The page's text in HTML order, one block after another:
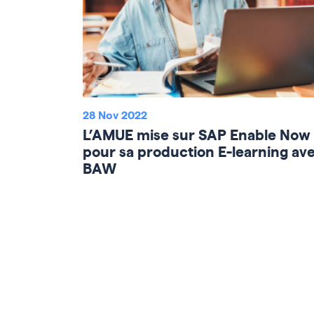
28 Nov 2022
L’AMUE mise sur SAP Enable Now
pour sa production E-learning
BAW